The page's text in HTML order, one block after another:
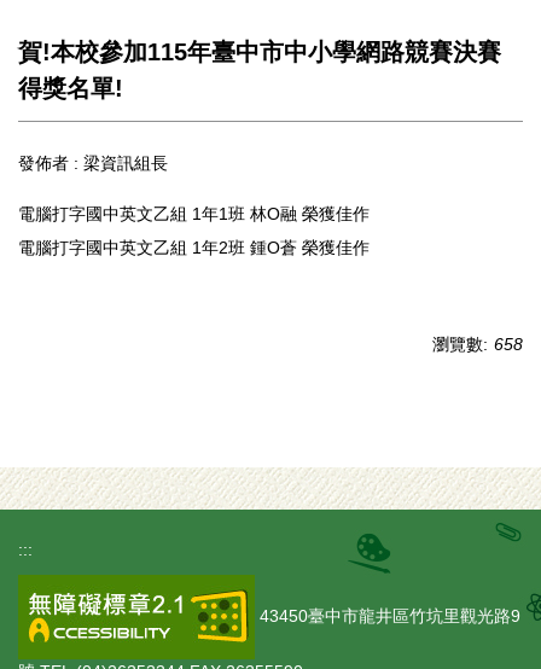
賀!本校參加115年臺中市中小學網路競賽決賽
得獎名單!
發佈者 : 梁資訊組長
電腦打字國中英文乙組 1年1班 林O融 榮獲佳作
電腦打字國中英文乙組 1年2班 鍾O蒼 榮獲佳作
瀏覽數: 658
:::
43450臺中市龍井區竹坑里觀光路9